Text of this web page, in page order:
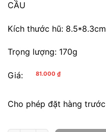
CẦU
Kích thước hũ: 8.5*8.3cm
Trọng lượng: 170g
Giá: 81.000 ₫
Cho phép đặt hàng trước